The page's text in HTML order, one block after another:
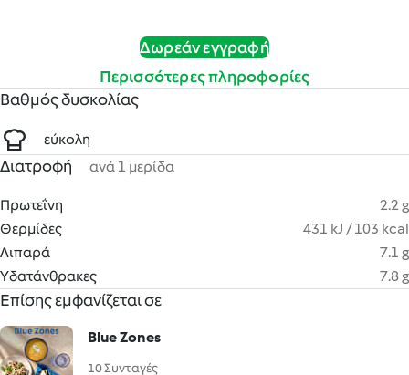
Δωρεάν εγγραφή
Περισσότερες πληροφορίες
Βαθμός δυσκολίας
εύκολη
Διατροφή ανά 1 μερίδα
Πρωτεΐνη
2.2 g
Θερμίδες
431 kJ / 103 kcal
Λιπαρά
7.1 g
Υδατάνθρακες
7.8 g
Επίσης εμφανίζεται σε
Blue Zones
10 Συνταγές